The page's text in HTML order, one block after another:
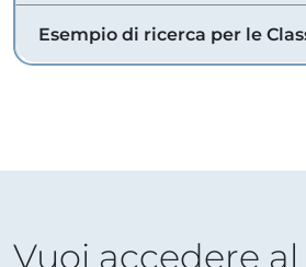
Esempio di ricerca per le
Vuoi accedere